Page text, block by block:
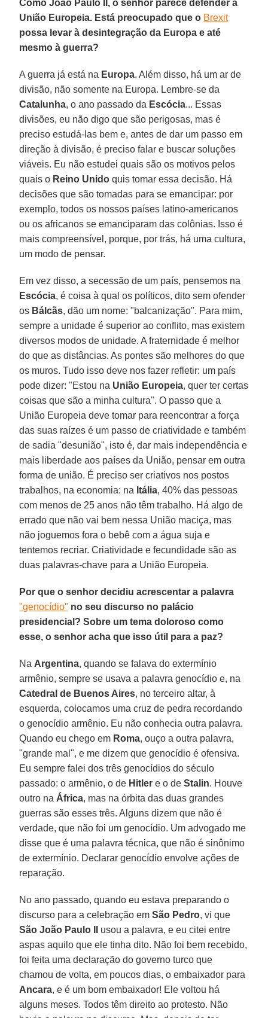
Como João Paulo II, o senhor parece defender a
União Europeia. Está preocupado que o Brexit
possa levar à desintegração da Europa e até
mesmo à guerra?
A guerra já está na Europa. Além disso, há um ar de
divisão, não somente na Europa. Lembre-se da
Catalunha, o ano passado da Escócia... Essas
divisões, eu não digo que são perigosas, mas é
preciso estudá-las bem e, antes de dar um passo em
direção à divisão, é preciso falar e buscar soluções
viáveis. Eu não estudei quais são os motivos pelos
quais o Reino Unido quis tomar essa decisão. Há
decisões que são tomadas para se emancipar: por
exemplo, todos os nossos países latino-americanos
ou os africanos se emanciparam das colônias. Isso é
mais compreensível, porque, por trás, há uma cultura,
um modo de pensar.
Em vez disso, a secessão de um país, pensemos na
Escócia, é coisa à qual os políticos, dito sem ofender
os Bálcãs, dão um nome: "balcanização". Para mim,
sempre a unidade é superior ao conflito, mas existem
diversos modos de unidade. A fraternidade é melhor
do que as distâncias. As pontes são melhores do que
os muros. Tudo isso deve nos fazer refletir: um país
pode dizer: "Estou na União Europeia, quer ter certas
coisas que são a minha cultura". O passo que a
União Europeia deve tomar para reencontrar a força
das suas raízes é um passo de criatividade e também
de sadia "desunião", isto é, dar mais independência e
mais liberdade aos países da União, pensar em outra
forma de união. É preciso ser criativos nos postos
trabalhos, na economia: na Itália, 40% das pessoas
com menos de 25 anos não têm trabalho. Há algo de
errado que não vai bem nessa União maciça, mas
não joguemos fora o bebê com a água suja e
tentemos recriar. Criatividade e fecundidade são as
duas palavras-chave para a União Europeia.
Por que o senhor decidiu acrescentar a palavra
"genocídio" no seu discurso no palácio
presidencial? Sobre um tema doloroso como
esse, o senhor acha que isso útil para a paz?
Na Argentina, quando se falava do extermínio
armênio, sempre se usava a palavra genocídio e, na
Catedral de Buenos Aires, no terceiro altar, à
esquerda, colocamos uma cruz de pedra recordando
o genocídio armênio. Eu não conhecia outra palavra.
Quando eu chego em Roma, ouço a outra palavra,
"grande mal", e me dizem que genocídio é ofensiva.
Eu sempre falei dos três genocídios do século
passado: o armênio, o de Hitler e o deStalin. Houve
outro na África, mas na órbita das duas grandes
guerras são esses três. Alguns dizem que não é
verdade, que não foi um genocídio. Um advogado me
disse que é uma palavra técnica, que não é sinônimo
de extermínio. Declarar genocídio envolve ações de
reparação.
No ano passado, quando eu estava preparando o
discurso para a celebração emSão Pedro, vi que
São João Paulo II
usou a palavra, e eu citei entre
aspas aquilo que ele tinha dito. Não foi bem recebido,
foi feita uma declaração do governo turco que
chamou de volta, em poucos dias, o embaixador para
Ancara, e é um bom embaixador! Ele voltou há
alguns meses. Todos têm direito ao protesto. Não